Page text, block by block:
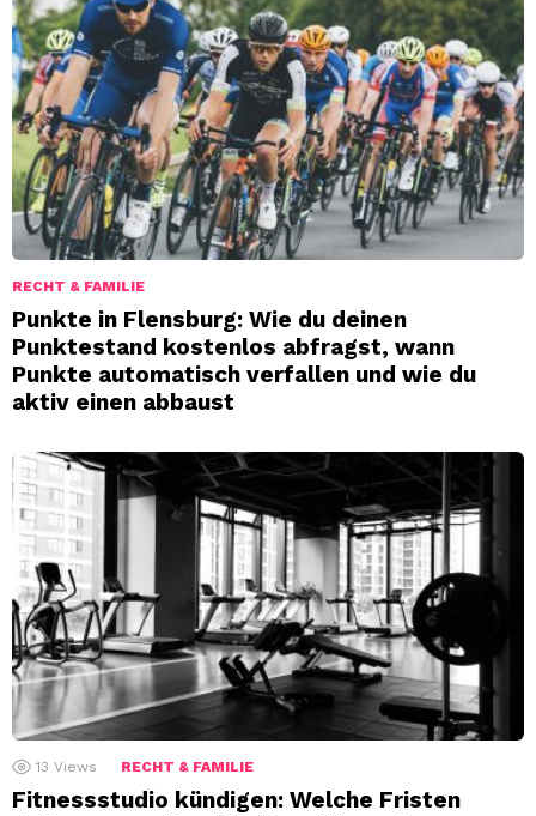
RECHT & FAMILIE
Punkte in Flensburg: Wie du deinen
Punktestand kostenlos abfragst, wann
Punkte automatisch verfallen und wie du
aktiv einen abbaust
13 Views RECHT & FAMILIE
Fitnessstudio kündigen: Welche Fristen